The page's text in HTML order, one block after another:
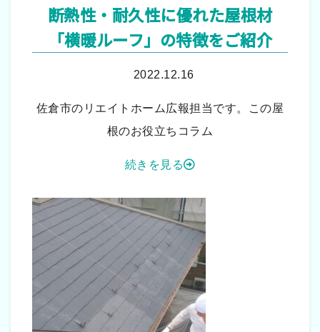
断熱性・耐久性に優れた屋根材
「横暖ルーフ」の特徴をご紹介
2022.12.16
佐倉市のリエイトホーム広報担当です。この屋
根のお役立ちコラム
続きを見る